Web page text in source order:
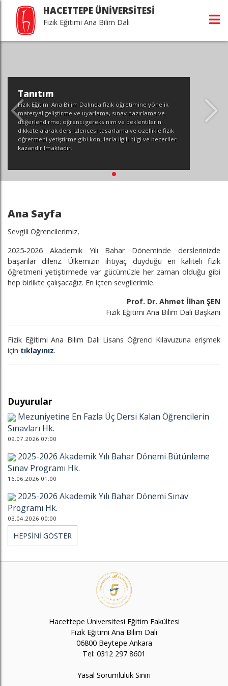
HACETTEPE ÜNİVERSİTESİ
Fizik Eğitimi Ana Bilim Dalı
Tanıtım
Fizik Eğitimi Ana Bilim Dalında fizik öğretimine yönelik
materyal geliştirme ve uyarlama, sınav hazırlama ve
değerlendirme; öğrenci gereksinim ve beklentilerini
dikkate alarak ders izlencesi tasarlama ve özellikle fizik
öğretmeni yetiştirme gibi konularla ilgili bilgi ve beceriler
kazandırılmaktadır.
Ana Sayfa
Sevgili Öğrencilerimiz,
2025-2026 Akademik Yılı Bahar Döneminde derslerinizde
başarılar dileriz. Ülkemizin ihtiyaç duyduğu en kaliteli fizik
öğretmeni yetiştirmede var gücümüzle her zaman olduğu gibi
hep birlikte çalışacağız. En içten sevgilerimle.
Prof. Dr. Ahmet İlhan ŞEN
Fizik Eğitimi Ana Bilim Dalı Başkanı
Fizik Eğitimi Ana Bilim Dalı Lisans Öğrenci Kılavuzuna erişmek
için tıklayınız.
Duyurular
Mezuniyetine En Fazla Üç Dersi Kalan Öğrencilerin
Sınavları Hk.
09.07.2026 07:00
2025-2026 Akademik Yılı Bahar Dönemi Bütünleme
Sınav Programı Hk.
16.06.2026 01:00
2025-2026 Akademik Yılı Bahar Dönemi Sınav
Programı Hk.
03.04.2026 00:00
HEPSİNİ GÖSTER
Hacettepe Üniversitesi Eğitim Fakültesi
Fizik Eğitimi Ana Bilim Dalı
06800 Beytepe Ankara
Tel: 0312 297 8601
Yasal Sorumluluk Sınırı